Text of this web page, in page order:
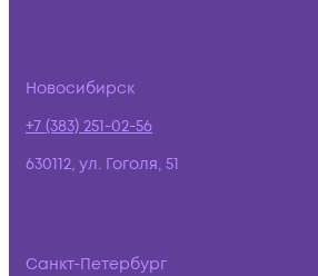
Новосибирск
+7 (383) 251-02-56
630112, ул. Гоголя, 51
Санкт-Петербург